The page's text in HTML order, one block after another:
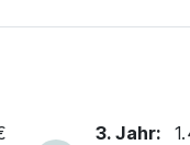
3. Jahr: